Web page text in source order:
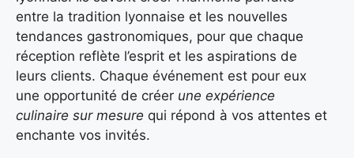
entre la tradition lyonnaise et les nouvelles
tendances gastronomiques, pour que chaque
réception reflète l’esprit et les aspirations de
leurs clients. Chaque événement est pour eux
une opportunité de créer une expérience
culinaire sur mesure qui répond à vos attentes et
enchante vos invités.